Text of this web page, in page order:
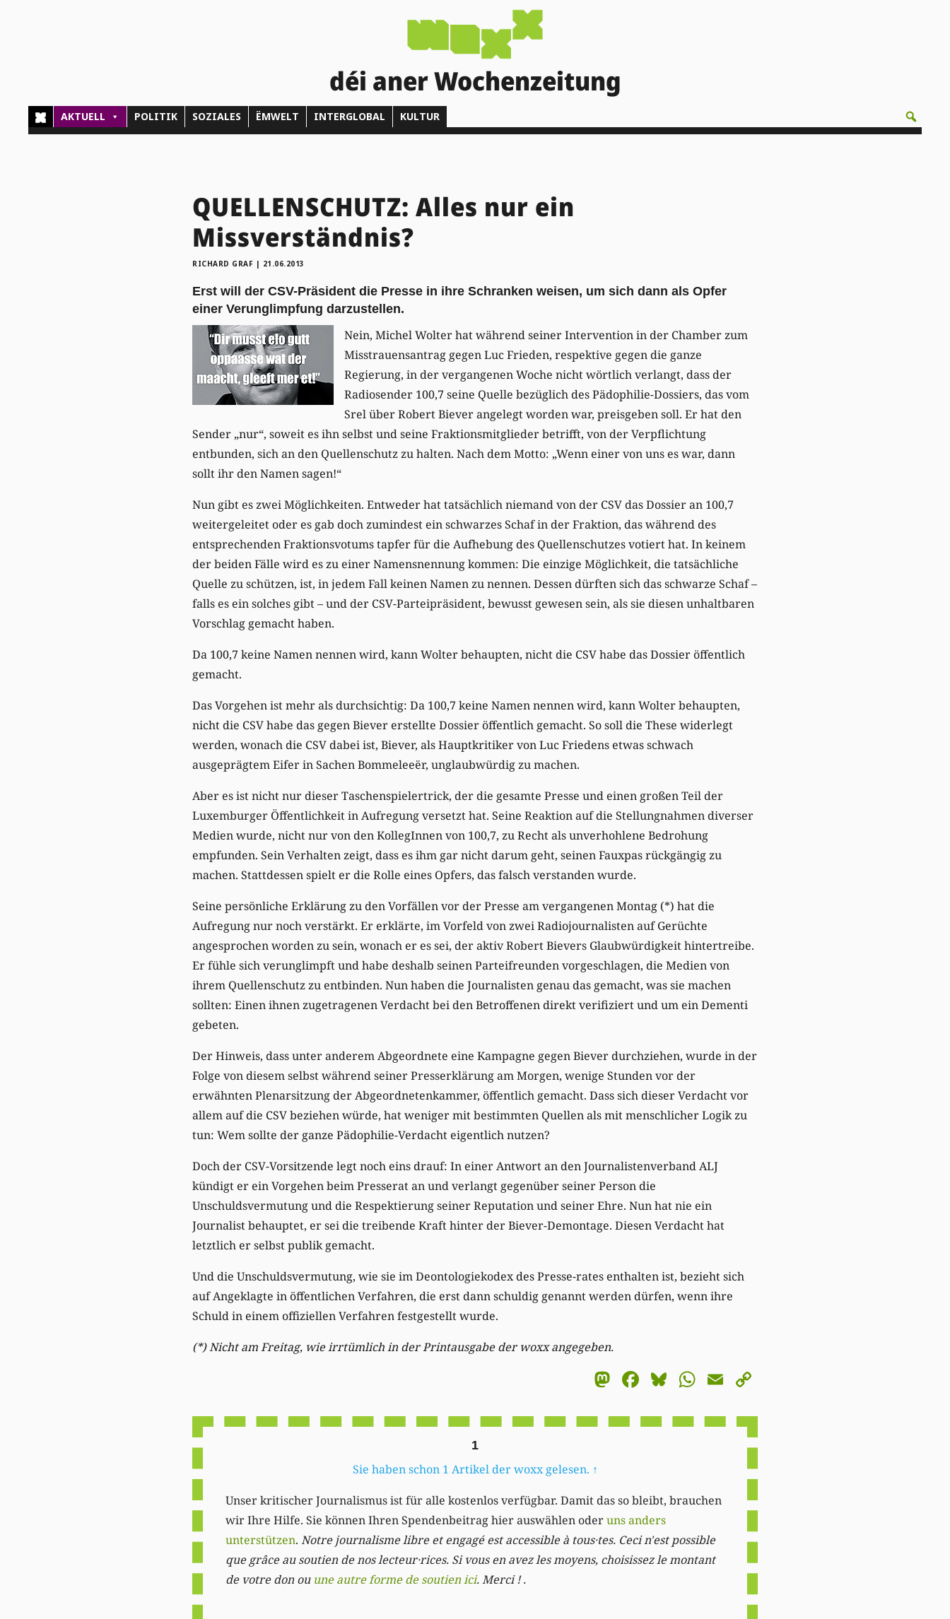
déi aner Wochenzeitung
AKTUELL POLITIK SOZIALES ËMWELT INTERGLOBAL KULTUR
QUELLENSCHUTZ: Alles nur ein
Missverständnis?
RICHARD GRAF | 21.06.2013
Erst will der CSV-Präsident die Presse in ihre Schranken weisen, um sich dann als Opfer
einer Verunglimpfung darzustellen.
Nein, Michel Wolter hat während seiner Intervention in der Chamber zum
Misstrauensantrag gegen Luc Frieden, respektive gegen die ganze
Regierung, in der vergangenen Woche nicht wörtlich verlangt, dass der
Radiosender 100,7 seine Quelle bezüglich des Pädophilie-Dossiers, das vom
Srel über Robert Biever angelegt worden war, preisgeben soll. Er hat den
Sender „nur“, soweit es ihn selbst und seine Fraktionsmitglieder betrifft, von der Verpflichtung
entbunden, sich an den Quellenschutz zu halten. Nach dem Motto: „Wenn einer von uns es war, dann
sollt ihr den Namen sagen!“
Nun gibt es zwei Möglichkeiten. Entweder hat tatsächlich niemand von der CSV das Dossier an 100,7
weitergeleitet oder es gab doch zumindest ein schwarzes Schaf in der Fraktion, das während des
entsprechenden Fraktionsvotums tapfer für die Aufhebung des Quellenschutzes votiert hat. In keinem
der beiden Fälle wird es zu einer Namensnennung kommen: Die einzige Möglichkeit, die tatsächliche
Quelle zu schützen, ist, in jedem Fall keinen Namen zu nennen. Dessen dürften sich das schwarze Schaf –
falls es ein solches gibt – und der CSV-Parteipräsident, bewusst gewesen sein, als sie diesen unhaltbaren
Vorschlag gemacht haben.
Da 100,7 keine Namen nennen wird, kann Wolter behaupten, nicht die CSV habe das Dossier öffentlich
gemacht.
Das Vorgehen ist mehr als durchsichtig: Da 100,7 keine Namen nennen wird, kann Wolter behaupten,
nicht die CSV habe das gegen Biever erstellte Dossier öffentlich gemacht. So soll die These widerlegt
werden, wonach die CSV dabei ist, Biever, als Hauptkritiker von Luc Friedens etwas schwach
ausgeprägtem Eifer in Sachen Bommeleeër, unglaubwürdig zu machen.
Aber es ist nicht nur dieser Taschenspielertrick, der die gesamte Presse und einen großen Teil der
Luxemburger Öffentlichkeit in Aufregung versetzt hat. Seine Reaktion auf die Stellungnahmen diverser
Medien wurde, nicht nur von den KollegInnen von 100,7, zu Recht als unverhohlene Bedrohung
empfunden. Sein Verhalten zeigt, dass es ihm gar nicht darum geht, seinen Fauxpas rückgängig zu
machen. Stattdessen spielt er die Rolle eines Opfers, das falsch verstanden wurde.
Seine persönliche Erklärung zu den Vorfällen vor der Presse am vergangenen Montag (*) hat die
Aufregung nur noch verstärkt. Er erklärte, im Vorfeld von zwei Radiojournalisten auf Gerüchte
angesprochen worden zu sein, wonach er es sei, der aktiv Robert Bievers Glaubwürdigkeit hintertreibe.
Er fühle sich verunglimpft und habe deshalb seinen Parteifreunden vorgeschlagen, die Medien von
ihrem Quellenschutz zu entbinden. Nun haben die Journalisten genau das gemacht, was sie machen
sollten: Einen ihnen zugetragenen Verdacht bei den Betroffenen direkt verifiziert und um ein Dementi
gebeten.
Der Hinweis, dass unter anderem Abgeordnete eine Kampagne gegen Biever durchziehen, wurde in der
Folge von diesem selbst während seiner Presserklärung am Morgen, wenige Stunden vor der
erwähnten Plenarsitzung der Abgeordnetenkammer, öffentlich gemacht. Dass sich dieser Verdacht vor
allem auf die CSV beziehen würde, hat weniger mit bestimmten Quellen als mit menschlicher Logik zu
tun: Wem sollte der ganze Pädophilie-Verdacht eigentlich nutzen?
Doch der CSV-Vorsitzende legt noch eins drauf: In einer Antwort an den Journalistenverband ALJ
kündigt er ein Vorgehen beim Presserat an und verlangt gegenüber seiner Person die
Unschuldsvermutung und die Respektierung seiner Reputation und seiner Ehre. Nun hat nie ein
Journalist behauptet, er sei die treibende Kraft hinter der Biever-Demontage. Diesen Verdacht hat
letztlich er selbst publik gemacht.
Und die Unschuldsvermutung, wie sie im Deontologiekodex des Presse-rates enthalten ist, bezieht sich
auf Angeklagte in öffentlichen Verfahren, die erst dann schuldig genannt werden dürfen, wenn ihre
Schuld in einem offiziellen Verfahren festgestellt wurde.
(*) Nicht am Freitag, wie irrtümlich in der Printausgabe der woxx angegeben.
Mastodon
Facebook
Bluesky
WhatsApp
Email
1
Sie haben schon 1 Artikel der woxx gelesen. ↑
Unser kritischer Journalismus ist für alle kostenlos verfügbar. Damit das so bleibt, brauchen
wir Ihre Hilfe. Sie können Ihren Spendenbeitrag hier auswählen oderuns anders
unterstützen. Notre journalisme libre et engagé est accessible à tous·tes. Ceci n'est possible
que grâce au soutien de nos lecteur·rices. Si vous en avez les moyens, choisissez le montant
de votre don ou une autre forme de soutien ici. Merci ! .